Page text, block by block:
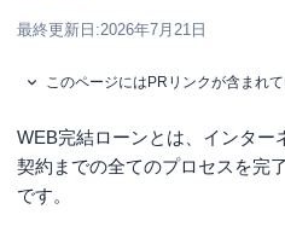
最終更新日:2026年7月21日
このページにはPRリンクが含まれ
WEB完結ローンとは、インター
契約までの全てのプロセスを完
です。